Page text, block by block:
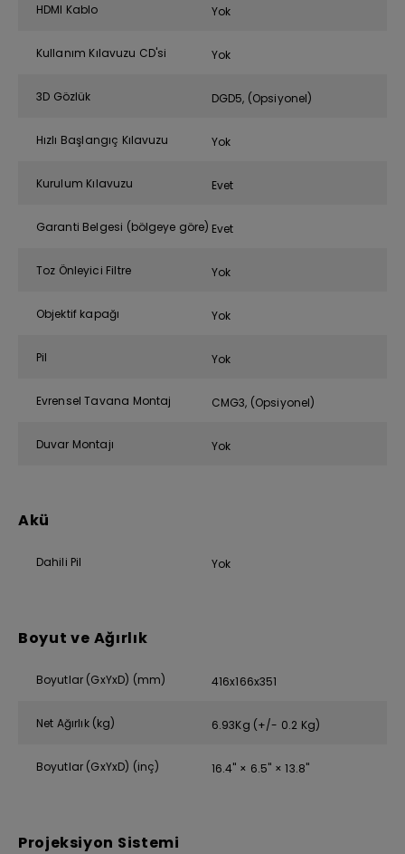
HDMI Kablo Yok
Kullanım Kılavuzu CD'si Yok
3D Gözlük DGD5, (Opsiyonel)
Hızlı Başlangıç Kılavuzu Yok
Kurulum Kılavuzu Evet
Garanti Belgesi (bölgeye göre) Evet
Toz Önleyici Filtre Yok
Objektif kapağı Yok
Pil Yok
Evrensel Tavana Montaj CMG3, (Opsiyonel)
Duvar Montajı Yok
Akü
Dahili Pil Yok
Boyut ve Ağırlık
Boyutlar (GxYxD) (mm) 416x166x351
Net Ağırlık (kg) 6.93Kg (+/- 0.2 Kg)
Boyutlar (GxYxD) (inç) 16.4" × 6.5" × 13.8"
Projeksiyon Sistemi